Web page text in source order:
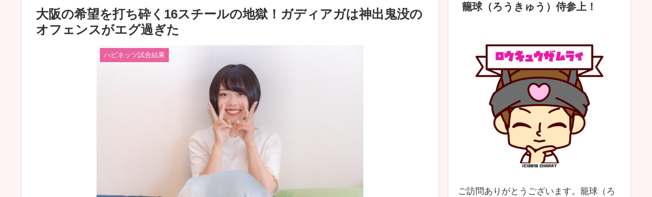
大阪の希望を打ち砕く16スチールの地獄！ガディアガは神出鬼没の
オフェンスがエグ過ぎた
ハピネッツ試合結果
籠球（ろうきゅう）侍参上！
ご訪問ありがとうございます。籠球（ろ